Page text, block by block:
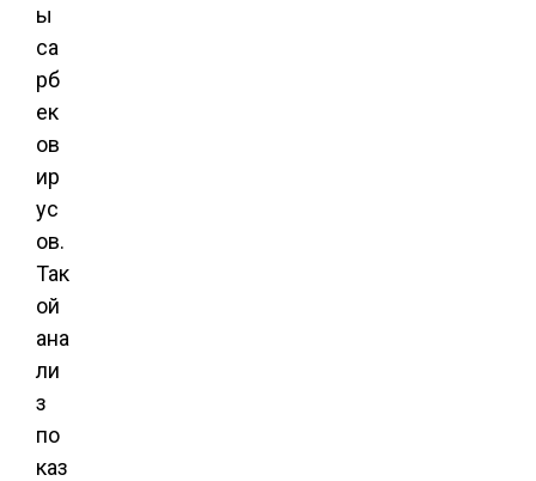
ы
са
рб
ек
ов
ир
ус
ов.
Так
ой
ана
ли
з
по
каз